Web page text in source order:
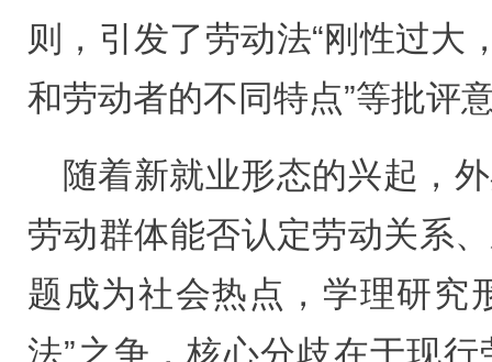
则，引发了劳动法“刚性过大
和劳动者的不同特点”等批评
随着新就业形态的兴起，
劳动群体能否认定劳动关系
题成为社会热点，学理研究
法”之争，核心分歧在于现